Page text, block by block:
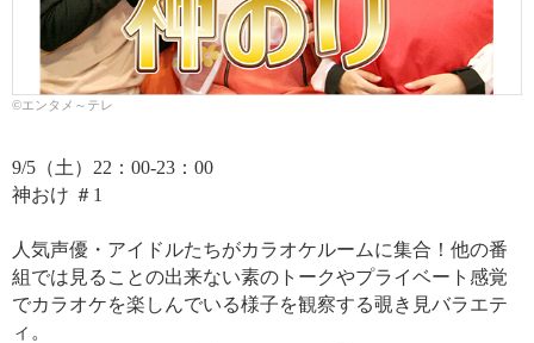
©エンタメ～テレ
9/5（土）22：00-23：00
神おけ ＃1
人気声優・アイドルたちがカラオケルームに集合！他の番
組では見ることの出来ない素のトークやプライベート感覚
でカラオケを楽しんでいる様子を観察する覗き見バラエテ
ィ。